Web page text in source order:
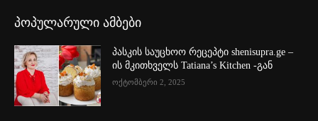
პოპულარული ამბები
პასკის საუცხოო რეცეპტი shenisupra.ge –
ის მკითხველს Tatiana’s Kitchen -გან
ოქტომბერი 2, 2025